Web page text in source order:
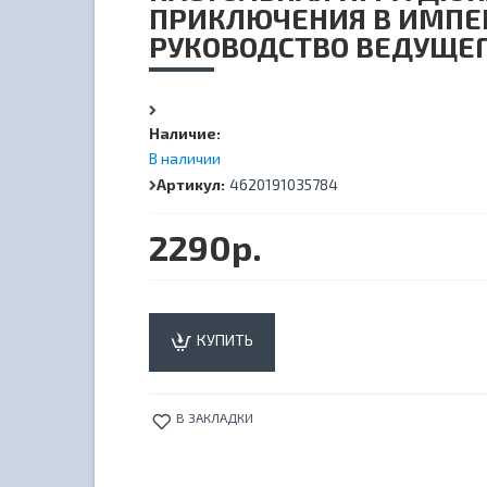
ПРИКЛЮЧЕНИЯ В
РУКОВОДСТВО
Наличие:
В наличии
Артикул: 4620191035784
2290р.
КУПИТЬ
В ЗАКЛАДКИ